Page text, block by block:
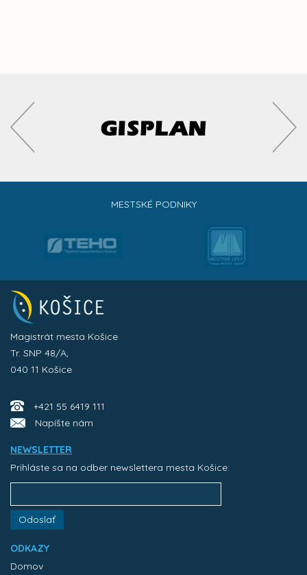
MESTSKÉ PODNIKY
Magistrát mesta Košice
Tr. SNP 48/A,
040 11 Košice
+421 55 6419 111
Napíšte nám
NEWSLETTER
Prihláste sa na odber newslettera mesta Košice:
Odoslať
ODKAZY
Domov